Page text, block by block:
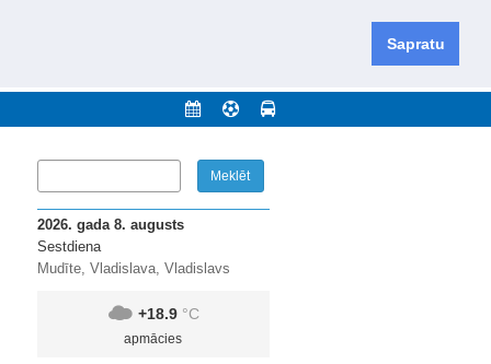
Sapratu
novadu un apkārtējos novadus un pilsētas.
2026. gada 8. augusts
Sestdiena
Mudīte, Vladislava, Vladislavs
+18.9 °C
apmācies